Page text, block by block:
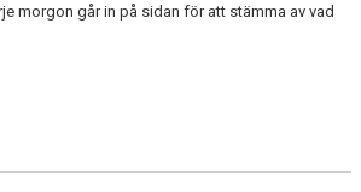
morgon går in på sidan för att stämma av vad